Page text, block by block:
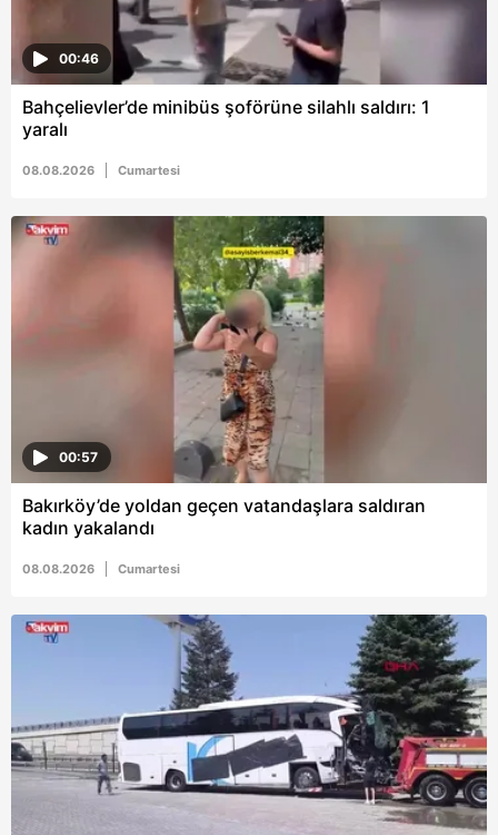
00:46
Bahçelievler’de minibüs şoförüne silahlı saldırı: 1
yaralı
08.08.2026 Cumartesi
00:57
Bakırköy’de yoldan geçen vatandaşlara saldıran
kadın yakalandı
08.08.2026 Cumartesi